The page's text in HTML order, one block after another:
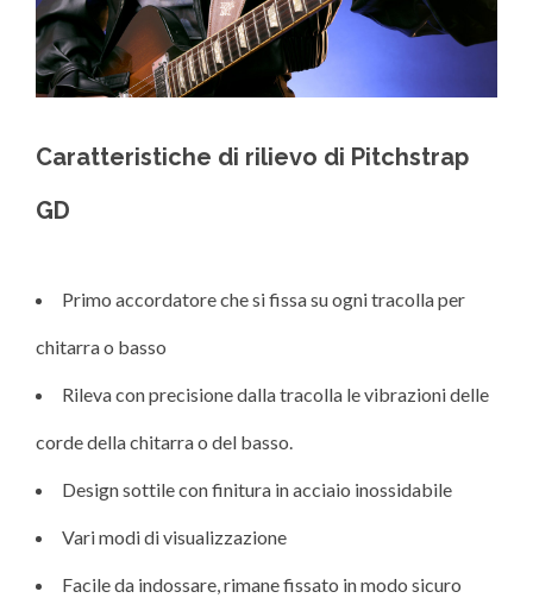
Caratteristiche di rilievo di Pitchstrap
GD
Primo accordatore che si fissa su ogni tracolla per
chitarra o basso
Rileva con precisione dalla tracolla le vibrazioni delle
corde della chitarra o del basso.
Design sottile con finitura in acciaio inossidabile
Vari modi di visualizzazione
Facile da indossare, rimane fissato in modo sicuro